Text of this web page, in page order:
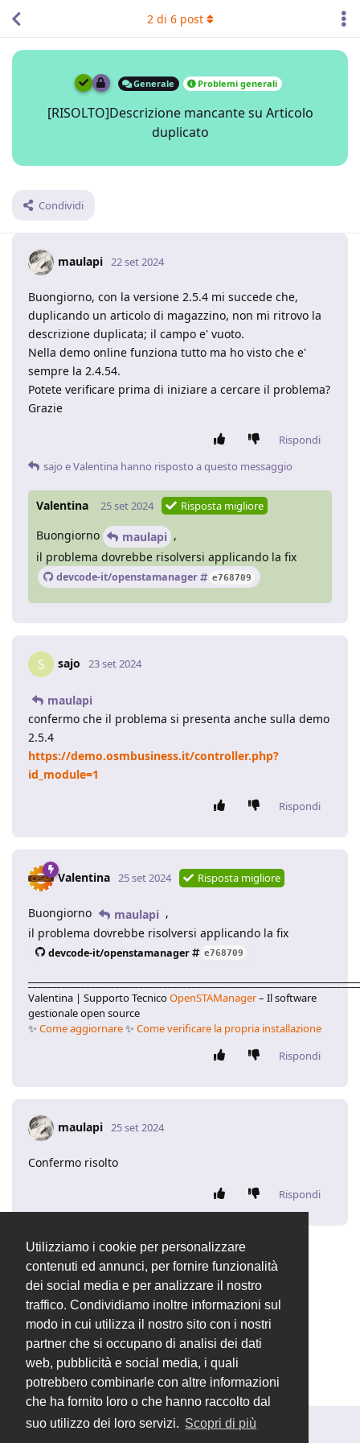
Utilizziamo i cookie per personalizzare
contenuti ed annunci, per fornire funzionalità
dei social media e per analizzare il nostro
traffico. Condividiamo inoltre informazioni sul
modo in cui utilizza il nostro sito con i nostri
partner che si occupano di analisi dei dati
web, pubblicità e social media, i quali
potrebbero combinarle con altre informazioni
che ha fornito loro o che hanno raccolto dal
suo utilizzo dei loro servizi. Scopri di più
Generale Problemi generali
[RISOLTO]Descrizione mancante su Articolo
duplicato
Condividi
2di 6post
maulapi 22 set 2024
Buongiorno, con la versione 2.5.4 mi succede che,
duplicando un articolo di magazzino, non mi ritrovo la
descrizione duplicata; il campo e' vuoto.
Nella demo online funziona tutto ma ho visto che e'
sempre la 2.4.54.
Potete verificare prima di iniziare a cercare il problema?
Grazie
Rispondi
sajo eValentina hanno risposto a questo messaggio
Valentina 25 set 2024 Risposta migliore
Buongiorno maulapi ,
il problema dovrebbe risolversi applicando la fix
devcode-it/openstamanager e768709
S sajo 23 set 2024
maulapi
confermo che il problema si presenta anche sulla demo
2.5.4
https://demo.osmbusiness.it/controller.php?
id_module=1
Rispondi
Valentina 25 set 2024 Risposta migliore
Buongiorno maulapi ,
il problema dovrebbe risolversi applicando la fix
devcode-it/openstamanager e768709
Valentina | Supporto TecnicoOpenSTAManager– Il software
gestionale open source
✨ Come aggiornare✨ Come verificare la propria installazione
Rispondi
maulapi 25 set 2024
Confermo risolto
Rispondi
Valentinaha chiuso la discussione26 set 2024
Valentinaha cambiato il titolo in
[RISOLTO]Descrizione mancante su Articolo
duplicato 26 set 2024.
Rispondi alla discussione...